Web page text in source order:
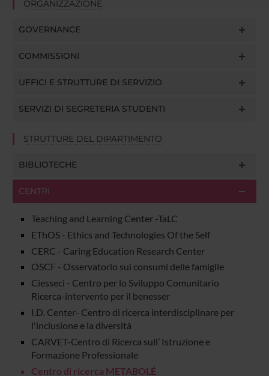
raccolto dal tuo utilizzo dei loro servizi.
ORGANIZZAZIONE
GOVERNANCE
COMMISSIONI
UFFICI E STRUTTURE DI SERVIZIO
SERVIZI DI SEGRETERIA STUDENTI
STRUTTURE DEL DIPARTIMENTO
BIBLIOTECHE
CENTRI
Teaching and Learning Center -TaLC
EThOS - Ethics and Technologies Of the Self
CERC - Caring Education Research Center
OSCF - Osservatorio sui consumi delle famiglie
Ciesseci - Centro per lo Sviluppo Comunitario
Ricerca-intervento per il benesser
I.D. Center- Centro di ricerca interdisciplinare per
l'inclusione e la diversità
CARVET-Centro di Ricerca sull’ Istruzione e
Formazione Professionale
Centro di ricerca METABOLÉ